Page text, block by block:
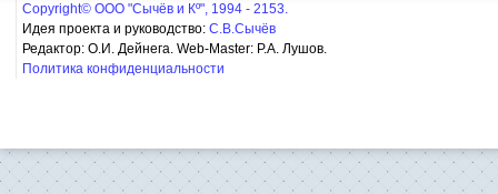
Copyright© ООО "Сычёв и Кº", 1994 - 2153.
Идея проекта и руководство: С.В.Сычёв
Редактор: О.И. Дейнега. Web-Master: Р.А. Лушов.
Политика конфиденциальности